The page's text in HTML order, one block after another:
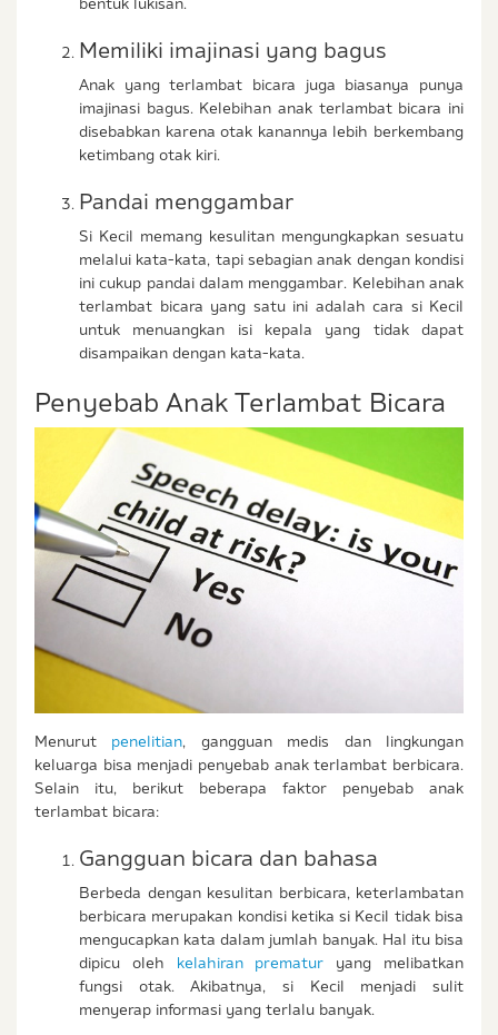
Memiliki imajinasi yang bagus
Anak yang terlambat bicara juga biasanya punya
imajinasi bagus. Kelebihan anak terlambat bicara ini
disebabkan karena otak kanannya lebih berkembang
ketimbang otak kiri.
Pandai menggambar
Si Kecil memang kesulitan mengungkapkan sesuatu
melalui kata-kata, tapi sebagian anak dengan kondisi
ini cukup pandai dalam menggambar. Kelebihan anak
terlambat bicara yang satu ini adalah cara si Kecil
untuk menuangkan isi kepala yang tidak dapat
disampaikan dengan kata-kata.
Penyebab Anak Terlambat Bicara
Menurut penelitian, gangguan medis dan lingkungan
keluarga bisa menjadi penyebab anak terlambat berbicara.
Selain itu, berikut beberapa faktor penyebab anak
terlambat bicara:
Gangguan bicara dan bahasa
Berbeda dengan kesulitan berbicara, keterlambatan
berbicara merupakan kondisi ketika si Kecil tidak bisa
mengucapkan kata dalam jumlah banyak. Hal itu bisa
dipicu oleh kelahiran prematur yang melibatkan
fungsi otak. Akibatnya, si Kecil menjadi sulit
menyerap informasi yang terlalu banyak.